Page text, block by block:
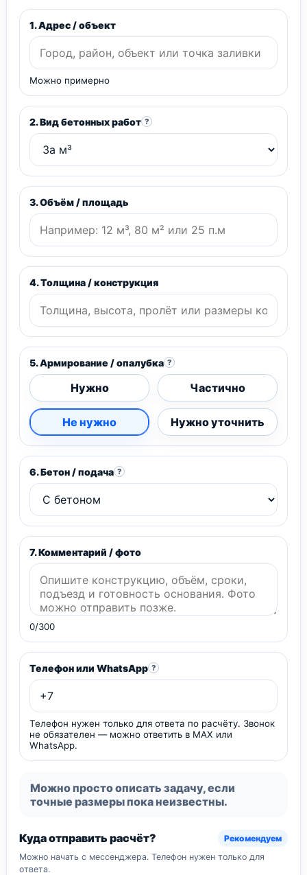
1. Адрес / объект
Можно примерно
2. Вид бетонных работ ?
3. Объём / площадь
4. Толщина / конструкция
5. Армирование / опалубка ?
Нужно Частично
Не нужно Нужно уточнить
6. Бетон / подача ?
7. Комментарий / фото
0/300
Телефон или WhatsApp ?
Телефон нужен только для ответа по расчёту. Звонок
не обязателен — можно ответить в MAX или
WhatsApp.
Можно просто описать задачу, если
точные размеры пока неизвестны.
Куда отправить расчёт?
Рекомендуем
Можно начать с мессенджера. Телефон нужен только для
ответа.